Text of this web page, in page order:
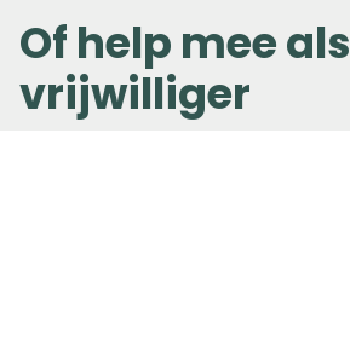
Of help mee als
vrijwilliger